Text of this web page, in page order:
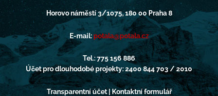
Horovo náměstí 3/1075, 180 00 Praha 8
E-mail:potala@potala.cz
Tel.: 775 156 886
Účet pro dlouhodobé projekty: 2400 844 703 / 2010
Transparentní účet | Kontaktní formulář